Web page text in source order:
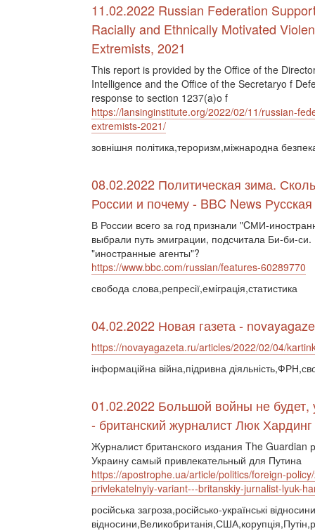
11.02.2022 Russian Federation
Racially and Ethnically Motivated
Extremists, 2021
This report is provided by the Office of the
Intelligence and the Office of the Secretaryo f
response to section 1237(a)o f
https://lansinginstitute.org/2022/02/11/russian-
extremists-2021/
зовнішня політика,тероризм,міжнародна
08.02.2022 Политическая зима.
России и почему - BBC News
В России всего за год признали "CМИ-
выбрали путь эмиграции, подсчитала Би-би-
"иностранные агенты"?
https://www.bbc.com/russian/features-60289770
свобода слова,репресії,еміграція,статистика
04.02.2022 Новая газета -
https://novayagazeta.ru/articles/2022/02/04/
інформаційна війна,підривна
01.02.2022 Большой войны не будет,
- британский журналист Люк Хардинг
Журналист британского издания The Guardian
Украину самый привлекательный для Путина
https://apostrophe.ua/article/politics/foreign-
privlekatelnyiy-variant---britanskiy-jurnalist-lyuk-
російська загроза,російсько-українські